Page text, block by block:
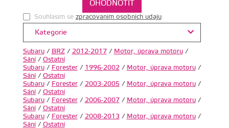
Souhlasim se zpracovanim osobnich udaju.
Kategorie
Subaru/ BRZ/ 2012-2017/ Motor, úprava motoru/
Sání/ Ostatní
Subaru/ Forester/ 1996-2002 / Motor, úprava motoru/
Sání/ Ostatní
Subaru/ Forester/ 2003-2005/ Motor, úprava motoru/
Sání/ Ostatní
Subaru/ Forester/ 2006-2007/ Motor, úprava motoru/
Sání/ Ostatní
Subaru/ Forester/ 2008-2013/ Motor, úprava motoru/
Sání/ Ostatní